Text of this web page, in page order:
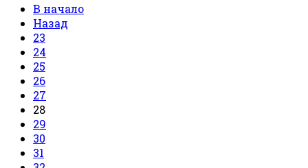
В начало
Назад
23
24
25
26
27
28
29
30
31